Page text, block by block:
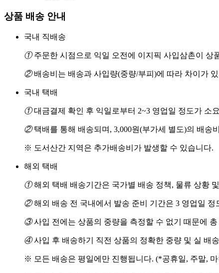
상품 배송 안내
국내 직배송
①주문한 시점으로 익일 오전에 이지픽 사입삼촌이 상
②배송비는 배송과 사입량(중량/부피)에 따라 차이가
국내 택배
①대금결제 확인 후 익일로부터 2~3 영업일 정도가 소
②택배를 통해 배송되며, 3,000원(부가세 별도)의 배송
※ 도서산간 지역은 추가배송비가 발생할 수 있습니다.
해외 택배
①해외 택배 배송기간은 국가별 배송 정책, 물류 상황
②해외 배송 전 국내에서 발송 준비 기간은 3 영업일 정
③사입 전에는 상품의 중량을 측정할 수 없기 때문에
④사입 후 배송하기 직전 상품의 정확한 중량 및 실 배
※ 모든 배송은 평일에만 진행됩니다. (*공휴일, 주말,